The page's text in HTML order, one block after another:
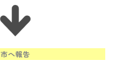
市へ報告